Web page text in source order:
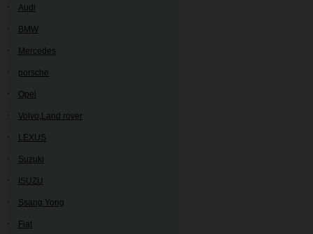
Audi
BMW
Mercedes
porsche
Opel
Volvo,Land rover
LEXUS
Suzuki
ISUZU
Ssang Yong
Fiat